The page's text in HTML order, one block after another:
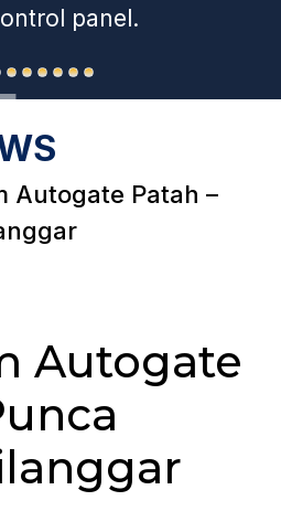
panel.
Autogate Patah –
Autogate